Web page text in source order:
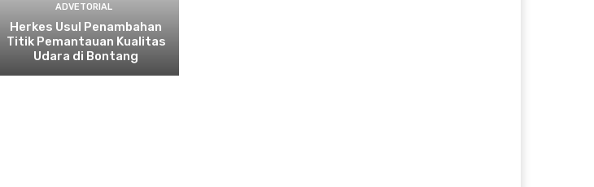
ADVETORIAL
Herkes Usul Penambahan
Titik Pemantauan Kualitas
Udara di Bontang